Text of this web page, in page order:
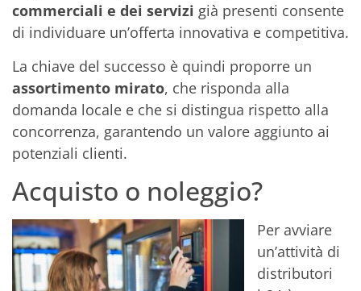
commerciali e dei servizi già presenti consente
di individuare un’offerta innovativa e competitiva.
La chiave del successo è quindi proporre un
assortimento mirato, che risponda alla
domanda locale e che si distingua rispetto alla
concorrenza, garantendo un valore aggiunto ai
potenziali clienti.
Acquisto o noleggio?
Per avviare
un’attività di
distributori